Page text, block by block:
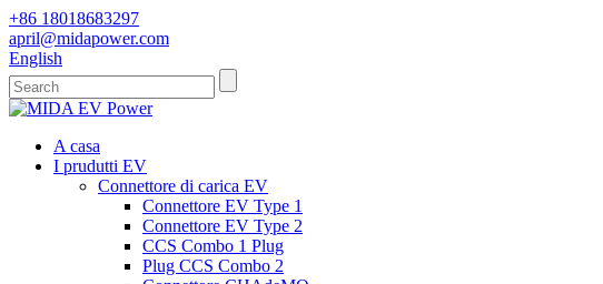
+86 18018683297
april@midapower.com
English
A casa
I prudutti EV
Connettore di carica EV
Connettore EV Type 1
Connettore EV Type 2
CCS Combo 1 Plug
Plug CCS Combo 2